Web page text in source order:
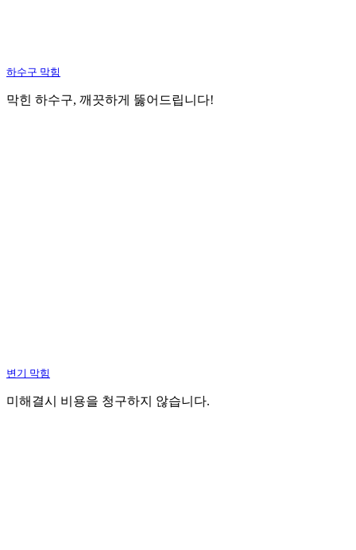
하수구 막힘
막힌 하수구, 깨끗하게 뚫어드립니다!
변기 막힘
미해결시 비용을 청구하지 않습니다.